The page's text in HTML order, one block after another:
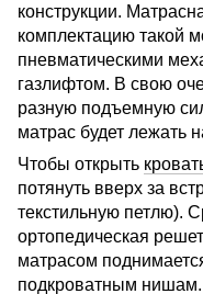
конструкции.
комплектацию такой
пневматическими
газлифтом. В свою
разную подъемную
матрас будет лежать
Чтобы открыть
потянуть вверх за
текстильную петлю).
ортопедическая
матрасом
подкроватным нишам.